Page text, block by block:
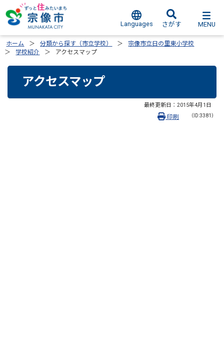
Languages さがす MENU
ホーム 分類から探す（市立学校）
宗像市立日の里東小学校
学校紹介
アクセスマップ
アクセスマップ
最終更新日： 2015年4月1日
（ID:3381）
印刷